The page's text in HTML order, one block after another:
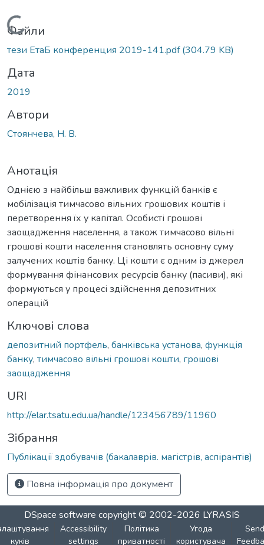
Вантажиться...
Файли
тези ЕтаБ конференция 2019-141.pdf(304.79 KB)
Дата
2019
Автори
Стоянчева, Н. В.
Анотація
Однією з найбільш важливих функцій банків є
мобілізація тимчасово вільних грошових коштів і
перетворення їх у капітал. Особисті грошові
заощадження населення, а також тимчасово вільні
грошові кошти населення становлять основну суму
залучених коштів банку. Ці кошти є одним із джерел
формування фінансових ресурсів банку (пасиви), які
формуються у процесі здійснення депозитних
операцій
Ключові слова
депозитний портфель, банківська установа, функція
банку, тимчасово вільні грошові кошти, грошові
заощадження
URI
http://elar.tsatu.edu.ua/handle/123456789/11960
Зібрання
Публікації здобувачів (бакалаврів. магістрів, аспірантів)
Повна інформація про документ
DSpace software copyright © 2002-2026 LYRASIS
куків
Accessibility
settings
Політика
приватності
Угода
користувача
Send